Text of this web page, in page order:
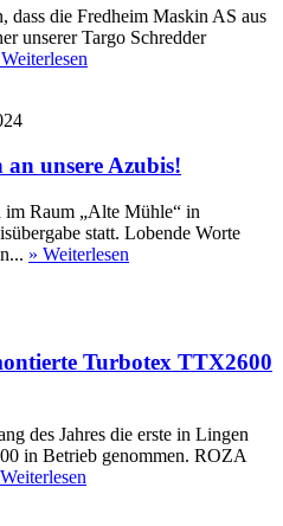
dass die Fredheim Maskin AS aus
unserer Targo Schredder
unsere Azubis!
Raum „Alte Mühle“ in
statt. Lobende Worte
» Weiterlesen
Turbotex TTX2600
des Jahres die erste in Lingen
in Betrieb genommen. ROZA